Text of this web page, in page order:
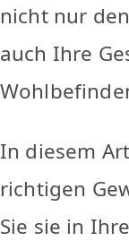
nicht nur
auch Ihre
In diesem
richtigen
Sie sie in